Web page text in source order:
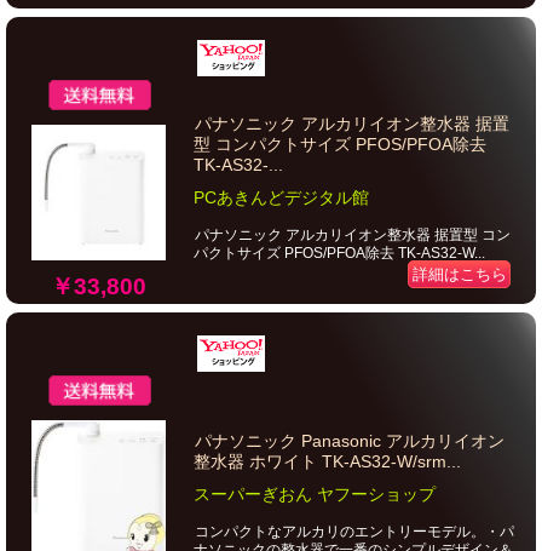
￥33,800
パナソニック アルカリイオン整水器 据置
型 コンパクトサイズ PFOS/PFOA除去
TK-AS32-...
PCあきんどデジタル館
パナソニック アルカリイオン整水器 据置型 コン
パクトサイズ PFOS/PFOA除去 TK-AS32-W...
詳細はこちら
パナソニック Panasonic アルカリイオン
整水器 ホワイト TK-AS32-W/srm...
スーパーぎおん ヤフーショップ
コンパクトなアルカリのエントリーモデル。・パ